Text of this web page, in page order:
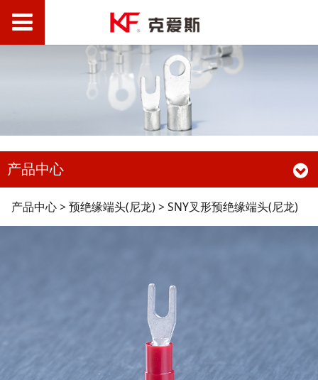
产品中心
SNY叉形预绝缘端头(尼
产品中心>预绝缘端头(尼龙) >SNY叉形预绝缘端头(尼龙)